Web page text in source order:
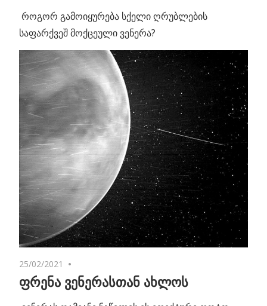
როგორ გამოიყურება სქელი ღრუბლების
საფარქვეშ მოქცეული ვენერა?
25/02/2021
ფრენა ვენერასთან ახლოს